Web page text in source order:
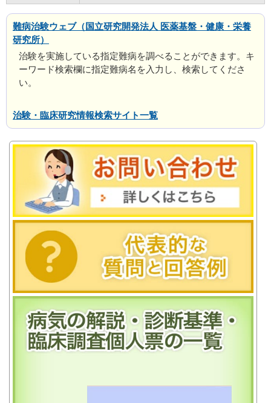
難病治験ウェブ（国立研究開発法人 医薬基盤・健康・栄養
研究所）
治験を実施している指定難病を調べることができます。キ
ーワード検索欄に指定難病名を入力し、検索してくださ
い。
治験・臨床研究情報検索サイト一覧